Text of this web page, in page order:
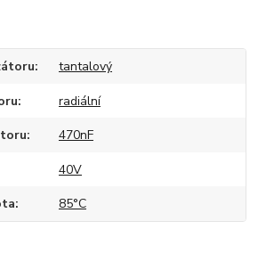
tantalový
radiální
470nF
40V
85°C